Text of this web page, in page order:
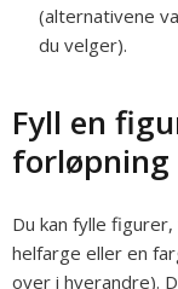
(alternativene
du velger).
Fyll en
forløpning
Du kan fylle
helfarge eller en
over i hverandre).